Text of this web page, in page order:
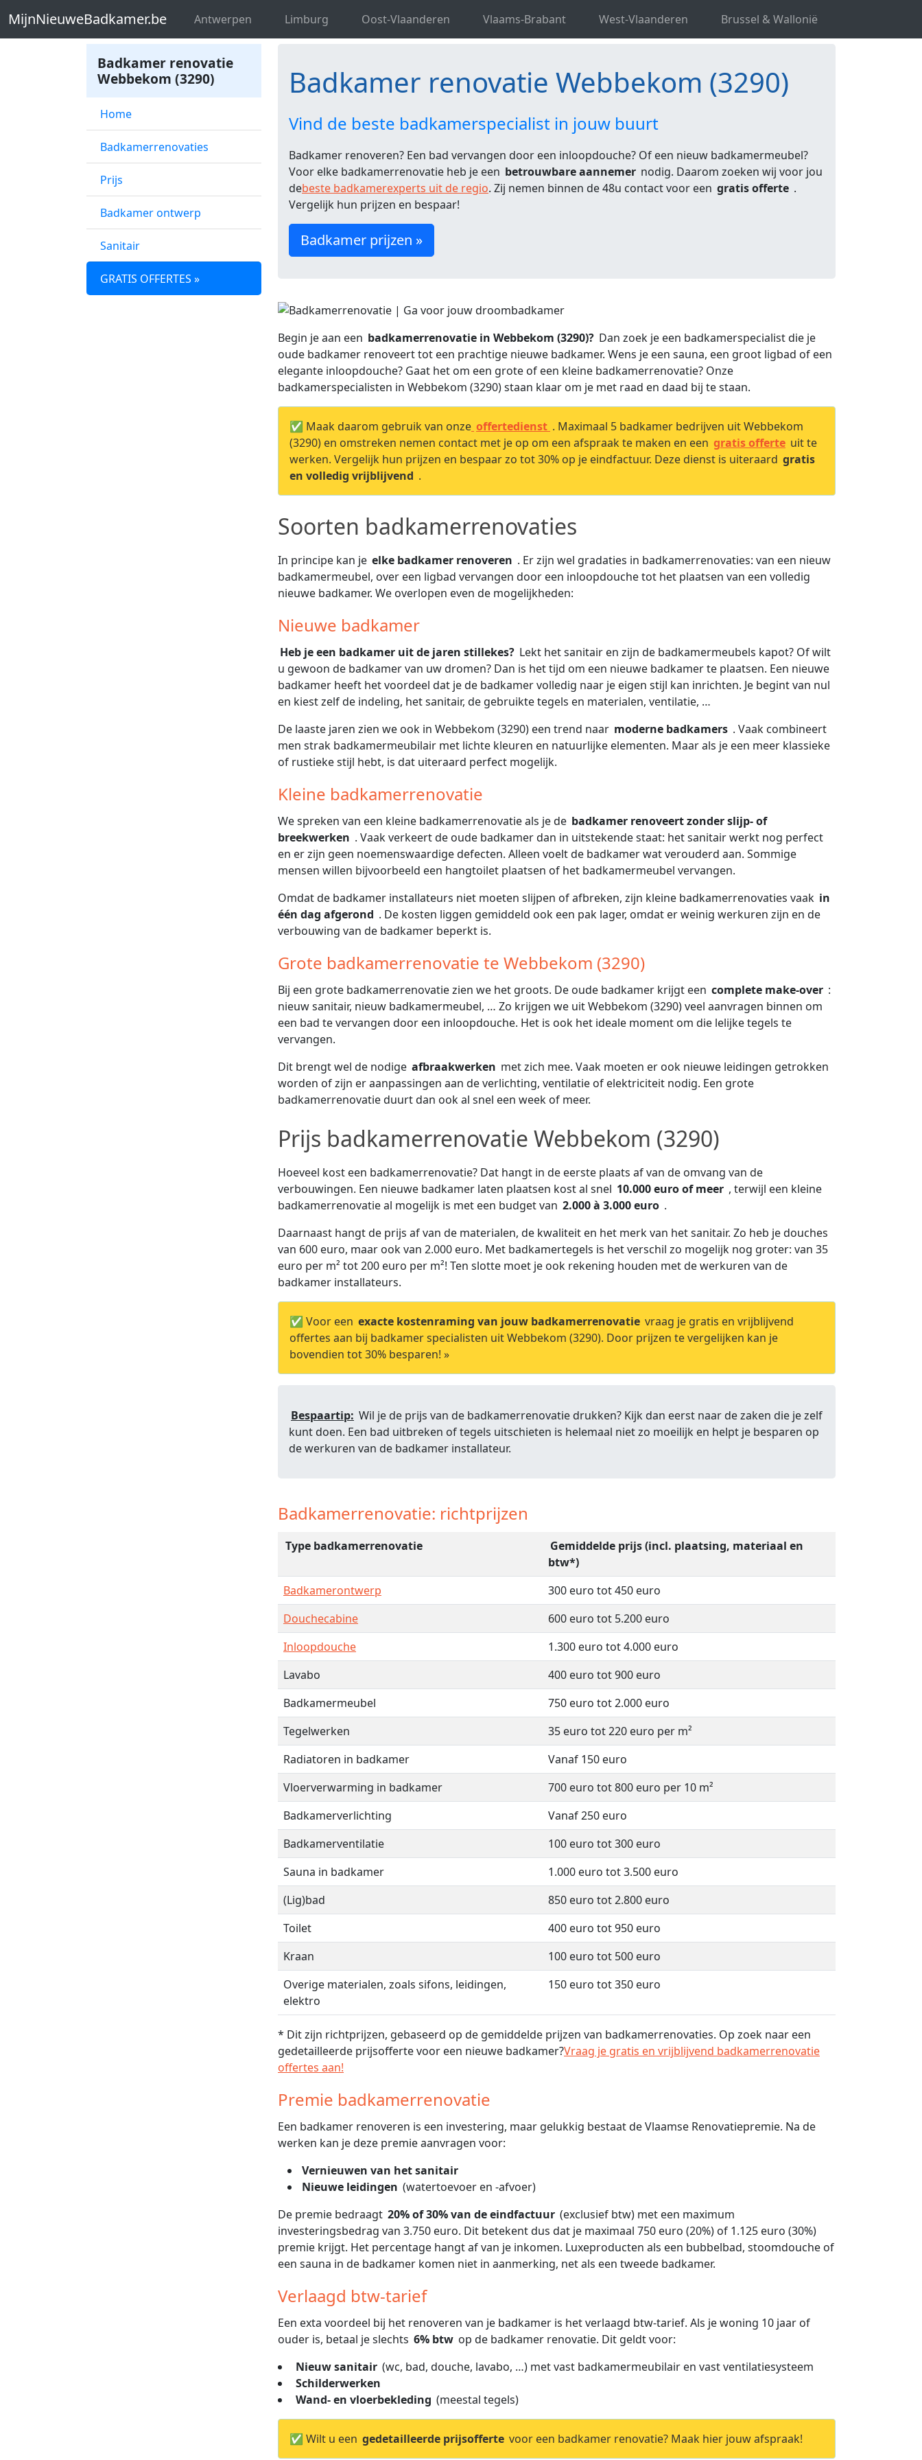
MijnNieuweBadkamer.be Antwerpen Limburg Oost-Vlaanderen Vlaams-Brabant West-Vlaanderen Brussel & Wallonië
MijnNieuweBadkamer.be Badkamer renovatie Vlaams-Brabant Badkamer renovatie Webbekom
Badkamer renovatie
Webbekom (3290)
Home
Badkamerrenovaties
Prijs
Badkamer ontwerp
Sanitair
GRATIS OFFERTES »
Badkamer renovatie Webbekom (3290)
Vind de beste badkamerspecialist in jouw buurt
Badkamer renoveren? Een bad vervangen door een inloopdouche? Of een nieuw badkamermeubel?
Voor elke badkamerrenovatie heb je een betrouwbare aannemer nodig. Daarom zoeken wij voor jou
debeste badkamerexperts uit de regio. Zij nemen binnen de 48u contact voor een gratis offerte .
Vergelijk hun prijzen en bespaar!
Badkamer prijzen »
Begin je aan een badkamerrenovatie in Webbekom (3290)? Dan zoek je een badkamerspecialist die je
oude badkamer renoveert tot een prachtige nieuwe badkamer. Wens je een sauna, een groot ligbad of een
elegante inloopdouche? Gaat het om een grote of een kleine badkamerrenovatie? Onze
badkamerspecialisten in Webbekom (3290) staan klaar om je met raad en daad bij te staan.
✅ Maak daarom gebruik van onze offertedienst . Maximaal 5 badkamer bedrijven uit Webbekom
(3290) en omstreken nemen contact met je op om een afspraak te maken en een gratis offerte uit te
werken. Vergelijk hun prijzen en bespaar zo tot 30% op je eindfactuur. Deze dienst is uiteraard gratis
en volledig vrijblijvend .
Soorten badkamerrenovaties
In principe kan je elke badkamer renoveren . Er zijn wel gradaties in badkamerrenovaties: van een nieuw
badkamermeubel, over een ligbad vervangen door een inloopdouche tot het plaatsen van een volledig
nieuwe badkamer. We overlopen even de mogelijkheden:
Nieuwe badkamer
Heb je een badkamer uit de jaren stillekes? Lekt het sanitair en zijn de badkamermeubels kapot? Of wilt
u gewoon de badkamer van uw dromen? Dan is het tijd om een nieuwe badkamer te plaatsen. Een nieuwe
badkamer heeft het voordeel dat je de badkamer volledig naar je eigen stijl kan inrichten. Je begint van nul
en kiest zelf de indeling, het sanitair, de gebruikte tegels en materialen, ventilatie, …
De laaste jaren zien we ook in Webbekom (3290) een trend naar moderne badkamers . Vaak combineert
men strak badkamermeubilair met lichte kleuren en natuurlijke elementen. Maar als je een meer klassieke
of rustieke stijl hebt, is dat uiteraard perfect mogelijk.
Kleine badkamerrenovatie
We spreken van een kleine badkamerrenovatie als je de badkamer renoveert zonder slijp- of
breekwerken . Vaak verkeert de oude badkamer dan in uitstekende staat: het sanitair werkt nog perfect
en er zijn geen noemenswaardige defecten. Alleen voelt de badkamer wat verouderd aan. Sommige
mensen willen bijvoorbeeld een hangtoilet plaatsen of het badkamermeubel vervangen.
Omdat de badkamer installateurs niet moeten slijpen of afbreken, zijn kleine badkamerrenovaties vaak in
één dag afgerond . De kosten liggen gemiddeld ook een pak lager, omdat er weinig werkuren zijn en de
verbouwing van de badkamer beperkt is.
Grote badkamerrenovatie te Webbekom (3290)
Bij een grote badkamerrenovatie zien we het groots. De oude badkamer krijgt een complete make-over :
nieuw sanitair, nieuw badkamermeubel, … Zo krijgen we uit Webbekom (3290) veel aanvragen binnen om
een bad te vervangen door een inloopdouche. Het is ook het ideale moment om die lelijke tegels te
vervangen.
Dit brengt wel de nodige afbraakwerken met zich mee. Vaak moeten er ook nieuwe leidingen getrokken
worden of zijn er aanpassingen aan de verlichting, ventilatie of elektriciteit nodig. Een grote
badkamerrenovatie duurt dan ook al snel een week of meer.
Prijs badkamerrenovatie Webbekom (3290)
Hoeveel kost een badkamerrenovatie? Dat hangt in de eerste plaats af van de omvang van de
verbouwingen. Een nieuwe badkamer laten plaatsen kost al snel 10.000 euro of meer , terwijl een kleine
badkamerrenovatie al mogelijk is met een budget van 2.000 à 3.000 euro .
Daarnaast hangt de prijs af van de materialen, de kwaliteit en het merk van het sanitair. Zo heb je douches
van 600 euro, maar ook van 2.000 euro. Met badkamertegels is het verschil zo mogelijk nog groter: van 35
euro per m² tot 200 euro per m²! Ten slotte moet je ook rekening houden met de werkuren van de
badkamer installateurs.
✅ Voor een exacte kostenraming van jouw badkamerrenovatie vraag je gratis en vrijblijvend
offertes aan bij badkamer specialisten uit Webbekom (3290). Door prijzen te vergelijken kan je
bovendien tot 30% besparen! »
Bespaartip: Wil je de prijs van de badkamerrenovatie drukken? Kijk dan eerst naar de zaken die je zelf
kunt doen. Een bad uitbreken of tegels uitschieten is helemaal niet zo moeilijk en helpt je besparen op
de werkuren van de badkamer installateur.
Badkamerrenovatie: richtprijzen
Type badkamerrenovatie
Gemiddelde prijs (incl. plaatsing, materiaal en
btw*)
Badkamerontwerp
300 euro tot 450 euro
Douchecabine
600 euro tot 5.200 euro
Inloopdouche
1.300 euro tot 4.000 euro
Lavabo
400 euro tot 900 euro
Badkamermeubel
750 euro tot 2.000 euro
Tegelwerken
35 euro tot 220 euro per m²
Radiatoren in badkamer
Vanaf 150 euro
Vloerverwarming in badkamer
700 euro tot 800 euro per 10 m²
Badkamerverlichting
Vanaf 250 euro
Badkamerventilatie
100 euro tot 300 euro
Sauna in badkamer
1.000 euro tot 3.500 euro
(Lig)bad
850 euro tot 2.800 euro
Toilet
400 euro tot 950 euro
Kraan
100 euro tot 500 euro
Overige materialen, zoals sifons, leidingen,
elektro
150 euro tot 350 euro
* Dit zijn richtprijzen, gebaseerd op de gemiddelde prijzen van badkamerrenovaties. Op zoek naar een
gedetailleerde prijsofferte voor een nieuwe badkamer?Vraag je gratis en vrijblijvend badkamerrenovatie
offertes aan!
Premie badkamerrenovatie
Een badkamer renoveren is een investering, maar gelukkig bestaat de Vlaamse Renovatiepremie. Na de
werken kan je deze premie aanvragen voor:
Vernieuwen van het sanitair
Nieuwe leidingen (watertoevoer en -afvoer)
De premie bedraagt 20% of 30% van de eindfactuur (exclusief btw) met een maximum
investeringsbedrag van 3.750 euro. Dit betekent dus dat je maximaal 750 euro (20%) of 1.125 euro (30%)
premie krijgt. Het percentage hangt af van je inkomen. Luxeproducten als een bubbelbad, stoomdouche of
een sauna in de badkamer komen niet in aanmerking, net als een tweede badkamer.
Verlaagd btw-tarief
Een exta voordeel bij het renoveren van je badkamer is het verlaagd btw-tarief. Als je woning 10 jaar of
ouder is, betaal je slechts 6% btw op de badkamer renovatie. Dit geldt voor:
Nieuw sanitair (wc, bad, douche, lavabo, …) met vast badkamermeubilair en vast ventilatiesysteem
Schilderwerken
Wand- en vloerbekleding (meestal tegels)
✅ Wilt u een gedetailleerde prijsofferte voor een badkamer renovatie? Maak hier jouw afspraak!